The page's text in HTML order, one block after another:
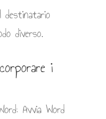
diverso.
i
Avvia Word